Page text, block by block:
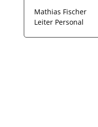
Mathias Fischer
Leiter Personal